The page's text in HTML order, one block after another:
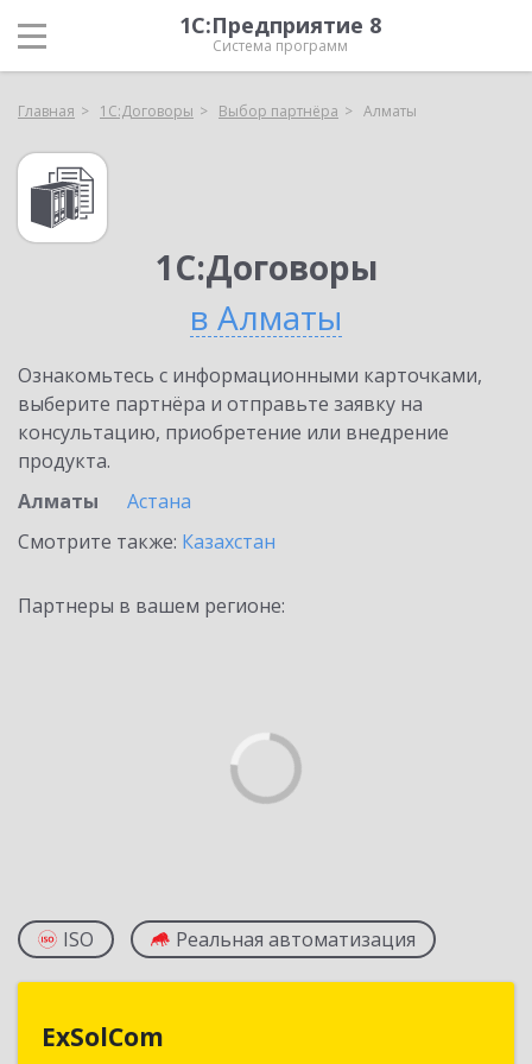
1С:Предприятие 8
Система программ
Главная 1С:Договоры Выбор партнёра Алматы
1С:Договоры
в Алматы
Ознакомьтесь с информационными карточками,
выберите партнёра и отправьте заявку на
консультацию, приобретение или внедрение
продукта.
Алматы
Астана
Смотрите также: Казахстан
Партнеры в вашем регионе:
ISO Реальная автоматизация
ExSolCom